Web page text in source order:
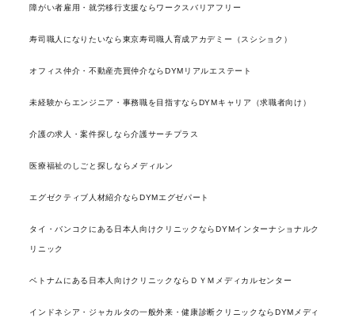
障がい者雇用・就労移行支援ならワークスバリアフリー
寿司職人になりたいなら東京寿司職人育成アカデミー（スシショク）
オフィス仲介・不動産売買仲介ならDYMリアルエステート
未経験からエンジニア・事務職を目指すならDYMキャリア（求職者向け）
介護の求人・案件探しなら介護サーチプラス
医療福祉のしごと探しならメディルン
エグゼクティブ人材紹介ならDYMエグゼパート
タイ・バンコクにある日本人向けクリニックならDYMインターナショナルク
リニック
ベトナムにある日本人向けクリニックならＤＹＭメディカルセンター
インドネシア・ジャカルタの一般外来・健康診断クリニックならDYMメディ